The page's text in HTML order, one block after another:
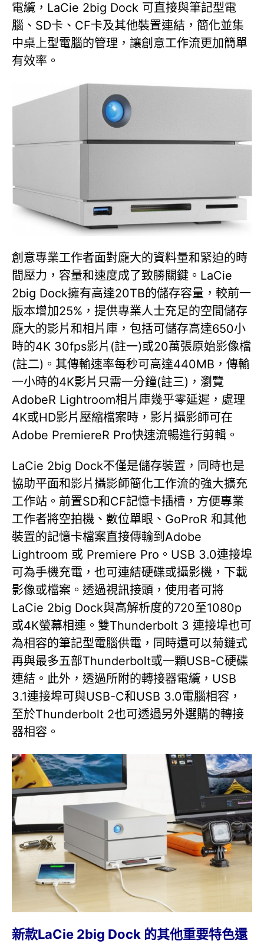
電纜，LaCie 2big Dock 可直接與筆記型電
腦、SD卡、CF卡及其他裝置連結，簡化並集
中桌上型電腦的管理，讓創意工作流更加簡單
有效率。
創意專業工作者面對龐大的資料量和緊迫的時
間壓力，容量和速度成了致勝關鍵。LaCie
2big Dock擁有高達20TB的儲存容量，較前一
版本增加25%，提供專業人士充足的空間儲存
龐大的影片和相片庫，包括可儲存高達650小
時的4K 30fps影片(註一)或20萬張原始影像檔
(註二)。其傳輸速率每秒可高達440MB，傳輸
一小時的4K影片只需一分鐘(註三)，瀏覽
AdobeR Lightroom相片庫幾乎零延遲，處理
4K或HD影片壓縮檔案時，影片攝影師可在
Adobe PremiereR Pro快速流暢進行剪輯。
LaCie 2big Dock不僅是儲存裝置，同時也是
協助平面和影片攝影師簡化工作流的強大擴充
工作站。前置SD和CF記憶卡插槽，方便專業
工作者將空拍機、數位單眼、GoProR 和其他
裝置的記憶卡檔案直接傳輸到Adobe
Lightroom 或 Premiere Pro。USB 3.0連接埠
可為手機充電，也可連結硬碟或攝影機，下載
影像或檔案。透過視訊接頭，使用者可將
LaCie 2big Dock與高解析度的720至1080p
或4K螢幕相連。雙Thunderbolt 3 連接埠也可
為相容的筆記型電腦供電，同時還可以菊鏈式
再與最多五部Thunderbolt或一顆USB-C硬碟
連結。此外，透過所附的轉接器電纜，USB
3.1連接埠可與USB-C和USB 3.0電腦相容，
至於Thunderbolt 2也可透過另外選購的轉接
器相容。
新款LaCie 2big Dock 的其他重要特色還